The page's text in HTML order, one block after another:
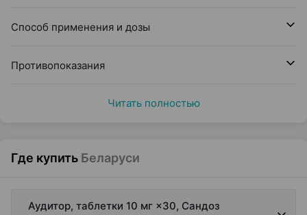
Способ применения и дозы
Противопоказания
Читать полностью
Где купить Беларуси
Аудитор, таблетки 10 мг ×30, Сандоз